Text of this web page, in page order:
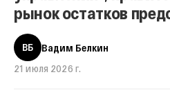
рынок остатков
ВБ
Вадим Белкин
21 июля 2026 г.